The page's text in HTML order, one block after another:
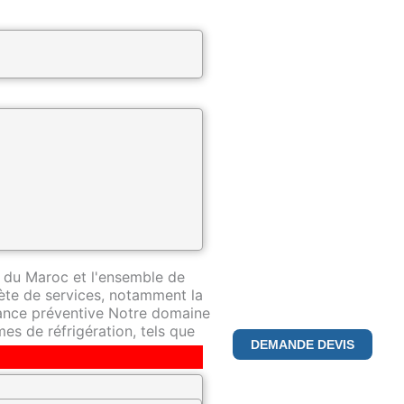
DEMANDE DEVIS
spécialisée dans la
Maroc et l'ensemble de
de services, notamment la
préventive Notre domaine
de réfrigération, tels que